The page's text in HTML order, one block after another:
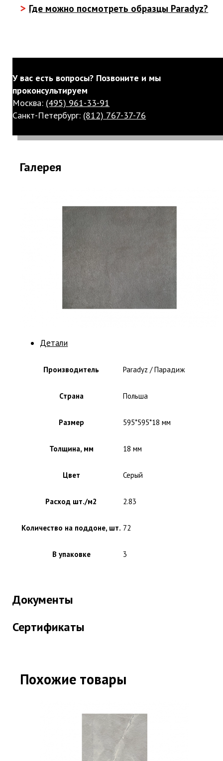
> Где можно посмотреть образцы Paradyz?
У вас есть вопросы? Позвоните и мы
проконсультируем
Москва: (495) 961-33-91
Санкт-Петербург: (812) 767-37-76
Галерея
Детали
Производитель Paradyz / Парадиж
Страна Польша
Размер 595*595*18 мм
Толщина, мм 18 мм
Цвет Серый
Расход шт./м2 2.83
Количество на поддоне, шт. 72
В упаковке 3
Документы
Сертификаты
Похожие товары